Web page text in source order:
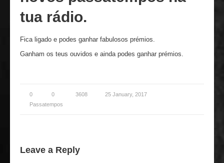
tua rádio.
Fica ligado e podes ganhar fabulosos prémios.
Ganham os teus ouvidos e ainda podes ganhar prémios.
0 0 3608
25 January, 2017
Passatempos
Leave a Reply